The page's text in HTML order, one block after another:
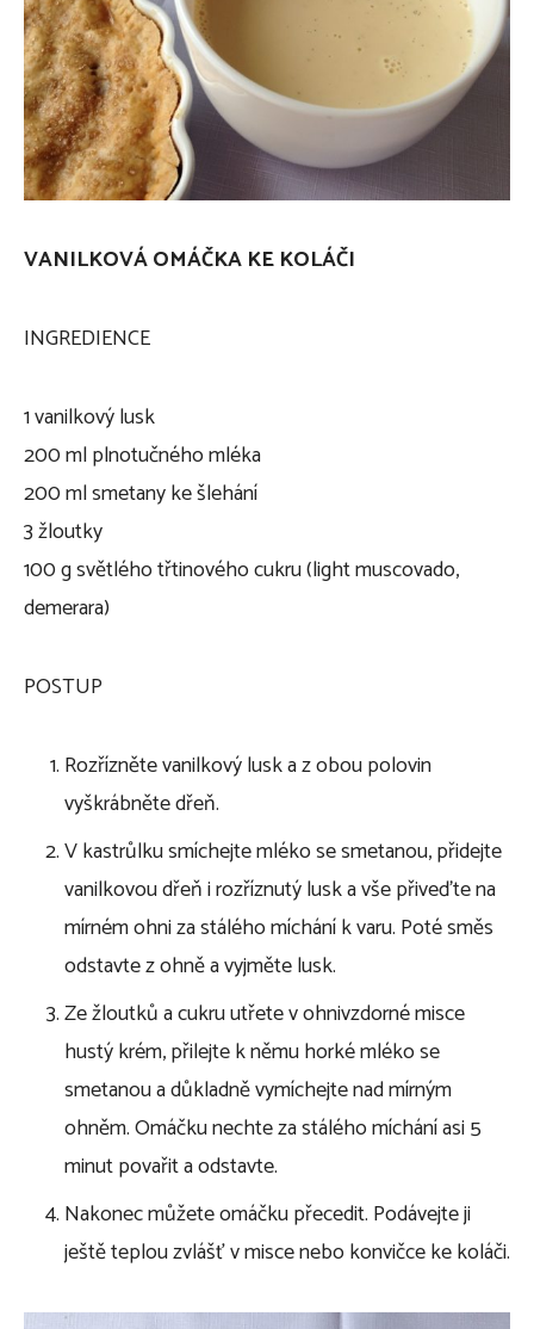
VANILKOVÁ OMÁČKA KE KOLÁČI
INGREDIENCE
1 vanilkový lusk
200 ml plnotučného mléka
200 ml smetany ke šlehání
3 žloutky
100 g světlého třtinového cukru (light muscovado,
demerara)
POSTUP
Rozřízněte vanilkový lusk a z obou polovin
vyškrábněte dřeň.
V kastrůlku smíchejte mléko se smetanou, přidejte
vanilkovou dřeň i rozříznutý lusk a vše přiveďte na
mírném ohni za stálého míchání k varu. Poté směs
odstavte z ohně a vyjměte lusk.
Ze žloutků a cukru utřete v ohnivzdorné misce
hustý krém, přilejte k němu horké mléko se
smetanou a důkladně vymíchejte nad mírným
ohněm. Omáčku nechte za stálého míchání asi 5
minut povařit a odstavte.
Nakonec můžete omáčku přecedit. Podávejte ji
ještě teplou zvlášť v misce nebo konvičce ke koláči.